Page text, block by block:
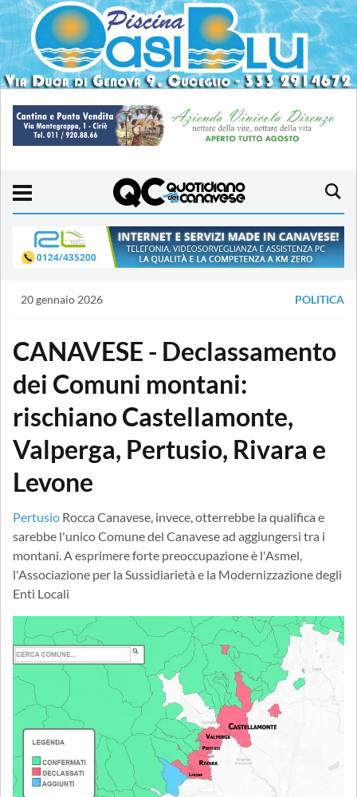
20 gennaio 2026 POLITICA
CANAVESE - Declassamento
dei Comuni montani:
rischiano Castellamonte,
Valperga, Pertusio, Rivara e
Levone
Pertusio Rocca Canavese, invece, otterrebbe la qualifica e
sarebbe l'unico Comune del Canavese ad aggiungersi tra i
montani. A esprimere forte preoccupazione è l'Asmel,
l'Associazione per la Sussidiarietà e la Modernizzazione degli
Enti Locali